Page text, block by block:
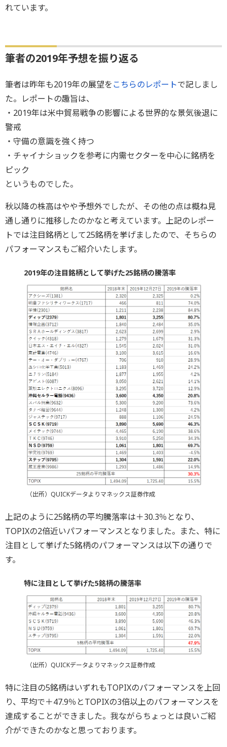
れています。
筆者の2019年予想を振り返る
筆者は昨年も2019年の展望をこちらのレポートで記しまし
た。レポートの趣旨は、
・2019年は米中貿易戦争の影響による世界的な景気後退に
警戒
・守備の意識を強く持つ
・チャイナショックを参考に内需セクターを中心に銘柄を
ピック
というものでした。
秋以降の株高はやや予想外でしたが、その他の点は概ね見
通し通りに推移したのかなと考えています。上記のレポー
トでは注目銘柄として25銘柄を挙げましたので、そちらの
パフォーマンスもご紹介いたします。
2019年の注目銘柄として挙げた25銘柄の騰落率
（出所）QUICKデータよりマネックス証券作成
上記のように25銘柄の平均騰落率は＋30.3％となり、
TOPIXの2倍近いパフォーマンスとなりました。また、特に
注目として挙げた5銘柄のパフォーマンスは以下の通りで
す。
特に注目として挙げた5銘柄の騰落率
（出所）QUICKデータよりマネックス証券作成
特に注目の5銘柄はいずれもTOPIXのパフォーマンスを上回
り、平均で＋47.9％とTOPIXの3倍以上のパフォーマンスを
達成することができました。我ながらちょっとは良いご紹
介ができたのかなと思っております。